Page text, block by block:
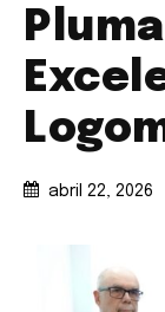
abril 22, 2026